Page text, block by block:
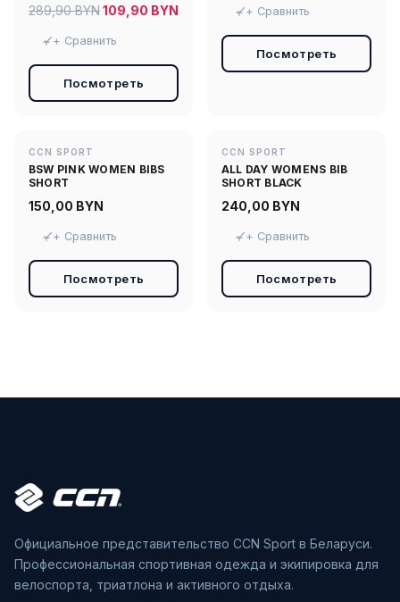
289,90BYNПервоначальная
составляла
289,90 BYN.
109,90 BYN
+ Сравнить
Посмотреть
+ Сравнить
Посмотреть
CCN SPORT
BSW PINK WOMEN BIBS
SHORT
150,00 BYN
+ Сравнить
Посмотреть
CCN SPORT
ALL DAY WOMENS BIB
SHORT BLACK
240,00 BYN
+ Сравнить
Посмотреть
Официальное представительство CCN Sport в Беларуси.
Профессиональная спортивная одежда и экипировка для
велоспорта, триатлона и активного отдыха.